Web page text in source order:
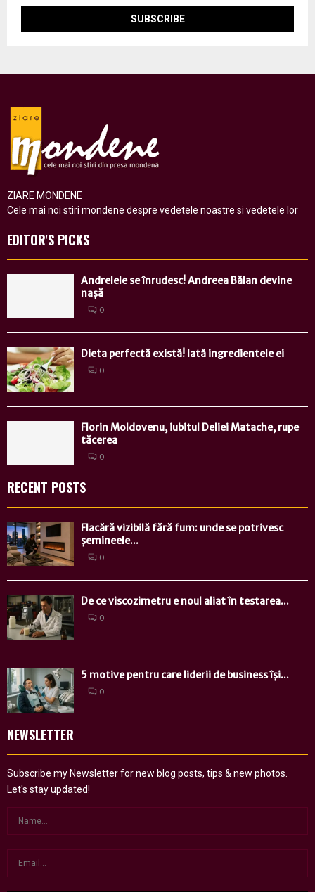
ZIARE MONDENE
Cele mai noi stiri mondene despre vedetele noastre si vedetele lor
EDITOR'S PICKS
Andrelele se înrudesc! Andreea Bălan devine
nașă
0
Dieta perfectă există! Iată ingredientele ei
0
Florin Moldovenu, iubitul Deliei Matache, rupe
tăcerea
0
RECENT POSTS
Flacără vizibilă fără fum: unde se potrivesc
șemineele...
0
De ce viscozimetru e noul aliat în testarea...
0
5 motive pentru care liderii de business își...
0
NEWSLETTER
Subscribe my Newsletter for new blog posts, tips & new photos.
Let's stay updated!